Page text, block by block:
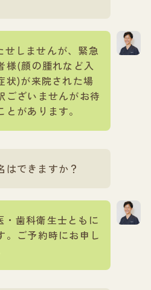
せしませんが、緊急
様(顔の腫れなど入
状)が来院された場
ございませんがお待
とがあります。
はできますか？
・歯科衛生士ともに
。ご予約時にお申し